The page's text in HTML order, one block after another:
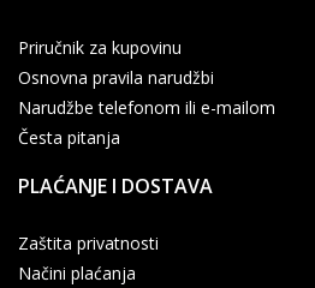
Priručnik za kupovinu
Osnovna pravila narudžbi
Narudžbe telefonom ili e-mailom
Česta pitanja
PLAĆANJE I DOSTAVA
Zaštita privatnosti
Načini plaćanja